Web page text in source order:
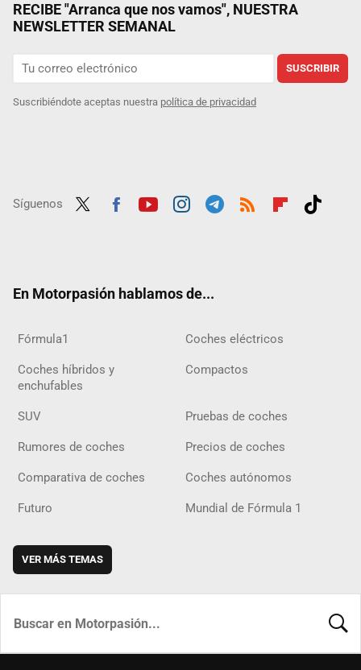
RECIBE "Arranca que nos vamos", NUESTRA
NEWSLETTER SEMANAL
SUSCRIBIR
Suscribiéndote aceptas nuestra política de privacidad
Síguenos
En Motorpasión hablamos de...
Fórmula1 Coches eléctricos
Coches híbridos y
enchufables
Compactos
SUV Pruebas de coches
Rumores de coches Precios de coches
Comparativa de coches Coches autónomos
Futuro Mundial de Fórmula 1
VER MÁS TEMAS